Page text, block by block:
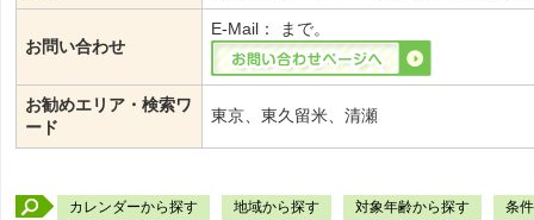
お問い合わせ
E-Mail： まで。
お勧めエリア・検索ワ
ード
東京、東久留米、清瀬
カレンダーから探す 地域から探す 対象年齢から探す 条